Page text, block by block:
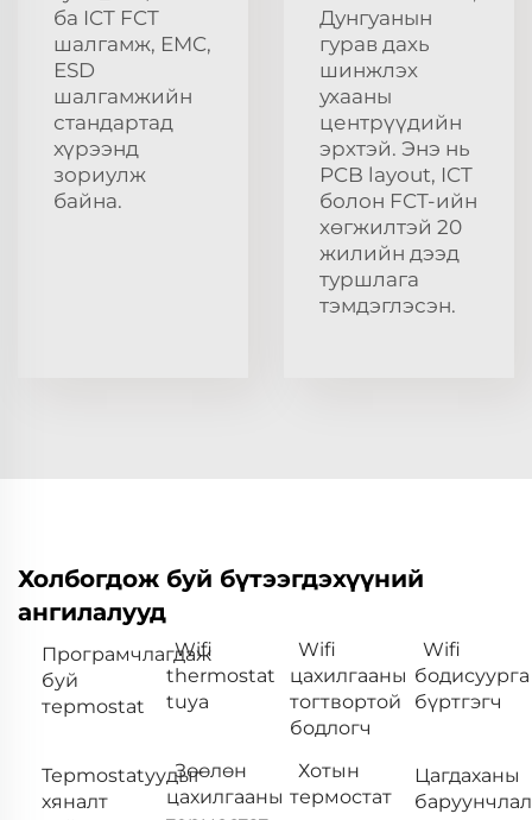
ба ICT FCT
шалгамж, EMC,
ESD
шалгамжийн
стандартад
хүрээнд
зориулж
байна.
Дунгуанын
гурав дахь
шинжлэх
ухааны
центрүүдийн
эрхтэй. Энэ нь
PCB layout, ICT
болон FCT-ийн
хөгжилтэй 20
жилийн дээд
туршлага
тэмдэглэсэн.
Холбогдож буй бүтээгдэхүүний
ангилалууд
Програмчлагдаж
буй
терmostat
Wifi
thermostat
tuya
Wifi
цахилгааны
тогтвортой
бодлогч
Wifi
бодисуурга
бүртгэгч
Терmostatуудыг
хяналт
Зөөлөн
цахилгааны
Хотын
термостат
Цагдаханы